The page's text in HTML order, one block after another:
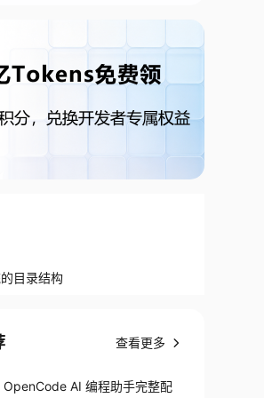
目录结构
查看更多
OpenCode AI 编程助手完整配